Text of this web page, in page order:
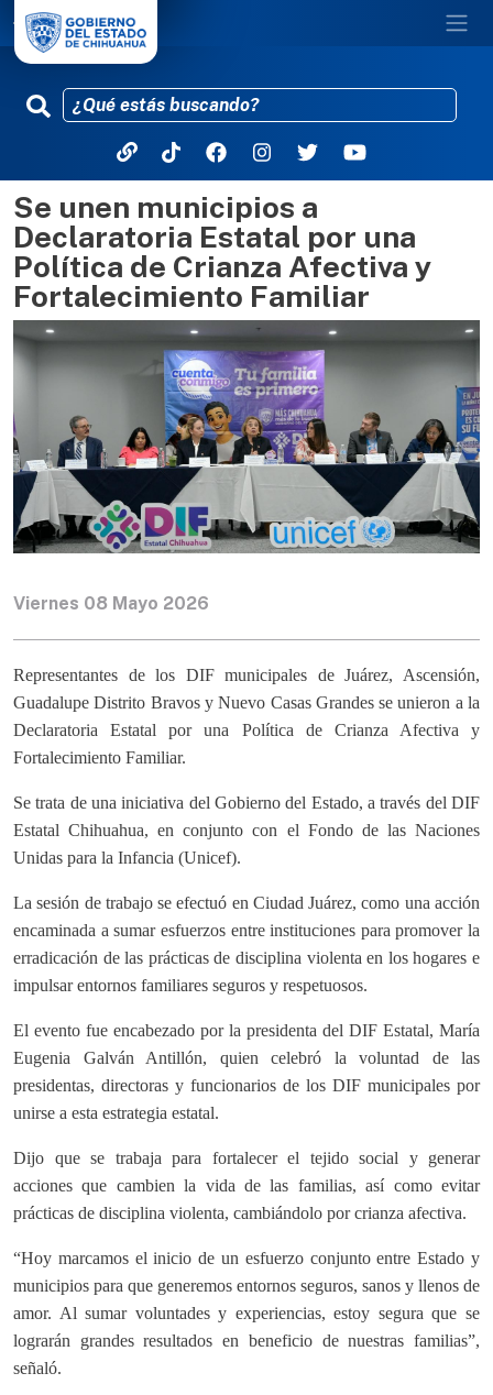
Pasar al contenido principal
Se unen municipios a
Declaratoria Estatal por una
Política de Crianza Afectiva y
Fortalecimiento Familiar
Viernes 08 Mayo 2026
Representantes de los DIF municipales de Juárez, Ascensión,
Guadalupe Distrito Bravos y Nuevo Casas Grandes se unieron a la
Declaratoria Estatal por una Política de Crianza Afectiva y
Fortalecimiento Familiar.
Se trata de una iniciativa del Gobierno del Estado, a través del DIF
Estatal Chihuahua, en conjunto con el Fondo de las Naciones
Unidas para la Infancia (Unicef).
La sesión de trabajo se efectuó en Ciudad Juárez, como una acción
encaminada a sumar esfuerzos entre instituciones para promover la
erradicación de las prácticas de disciplina violenta en los hogares e
impulsar entornos familiares seguros y respetuosos.
El evento fue encabezado por la presidenta del DIF Estatal, María
Eugenia Galván Antillón, quien celebró la voluntad de las
presidentas, directoras y funcionarios de los DIF municipales por
unirse a esta estrategia estatal.
Dijo que se trabaja para fortalecer el tejido social y generar
acciones que cambien la vida de las familias, así como evitar
prácticas de disciplina violenta, cambiándolo por crianza afectiva.
“Hoy marcamos el inicio de un esfuerzo conjunto entre Estado y
municipios para que generemos entornos seguros, sanos y llenos de
amor. Al sumar voluntades y experiencias, estoy segura que se
lograrán grandes resultados en beneficio de nuestras familias”,
señaló.